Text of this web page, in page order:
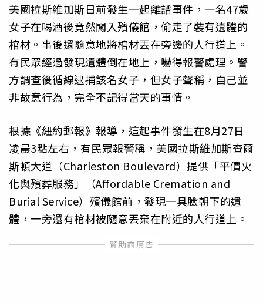
美國拉斯維加斯日前發生一起離譜事件，一名47歲
女子在喝酒後竟然闖入殯儀館，偷走了裝有遺體的
棺材。事後還隨意地將棺材丟在旁邊的人行道上。
有民眾經過發現遺體倒在地上，嚇得報警處理。警
方調查後循線逮捕該名女子，但女子聲稱，自己並
非故意行為，完全不記得當天的事情。
根據《紐約郵報》報導，這起事件發生在8月27日
凌晨3點左右，有民眾報警稱，美國拉斯維加斯查爾
斯頓大道（Charleston Boulevard）提供「平價火
化與殯葬服務」（Affordable Cremation and
Burial Service）殯儀館前，發現一具臉朝下的遺
體，一旁還有棺材被隨意丟棄在附近的人行道上。